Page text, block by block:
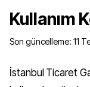
Kullanım
Son güncelleme: 11
İstanbul Ticaret